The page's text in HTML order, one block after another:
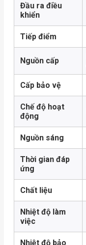
Đầu ra điều
khiển
Tiếp điểm
Nguồn cấp
Cấp bảo vệ
Chế độ hoạt
động
Nguồn sáng
Thời gian đáp
ứng
Chất liệu
Nhiệt độ làm
việc
Nhiệt độ bảo